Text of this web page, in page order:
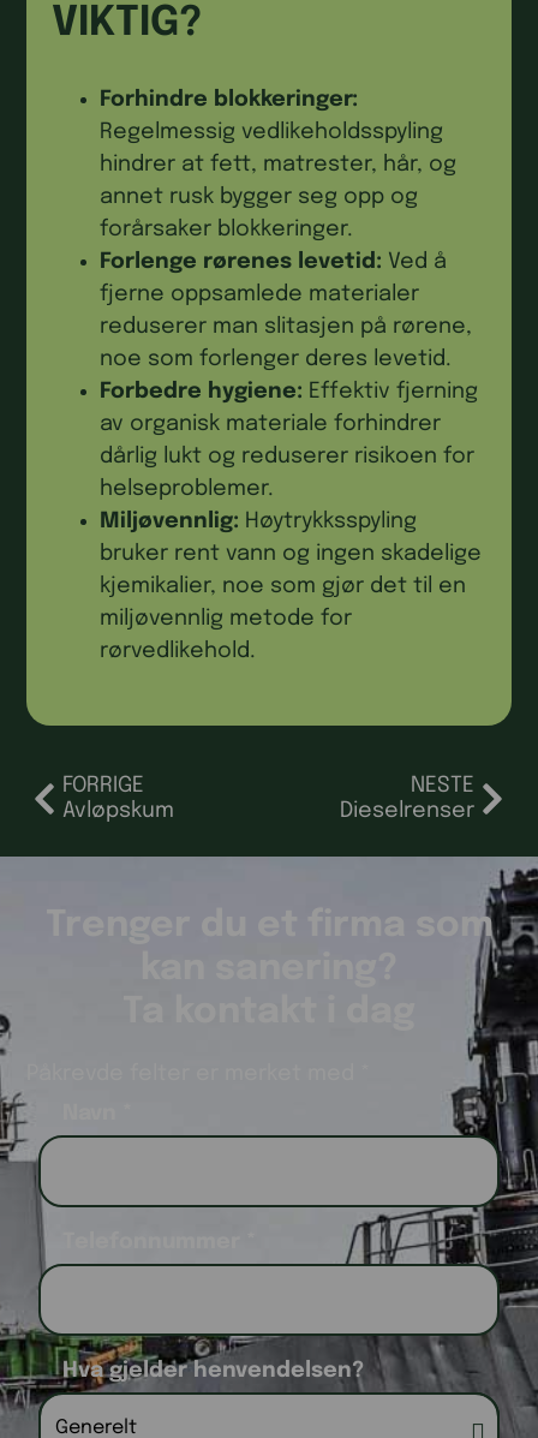
VIKTIG?
Forhindre blokkeringer:
Regelmessig vedlikeholdsspyling
hindrer at fett, matrester, hår, og
annet rusk bygger seg opp og
forårsaker blokkeringer.
Forlenge rørenes levetid: Ved å
fjerne oppsamlede materialer
reduserer man slitasjen på rørene,
noe som forlenger deres levetid.
Forbedre hygiene: Effektiv fjerning
av organisk materiale forhindrer
dårlig lukt og reduserer risikoen for
helseproblemer.
Miljøvennlig: Høytrykksspyling
bruker rent vann og ingen skadelige
kjemikalier, noe som gjør det til en
miljøvennlig metode for
rørvedlikehold.
FORRIGE
Avløpskum
NESTE
Dieselrenser
Trenger du et firma som
Hva gjelder henvendelsen?